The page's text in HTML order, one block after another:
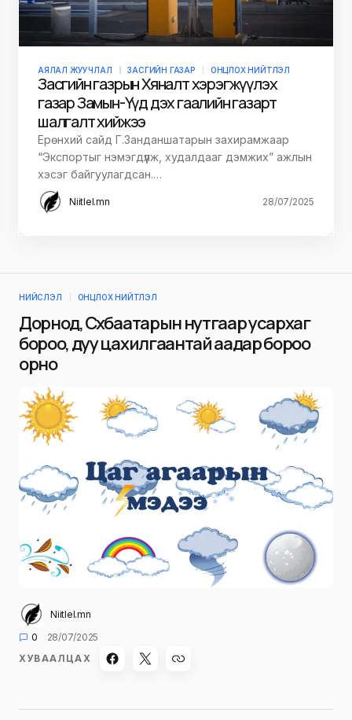
АЯЛАЛ ЖУУЧЛАЛ ЗАСГИЙН ГАЗАР ОНЦЛОХ НИЙТЛЭЛ
Засгийн газрын Хяналт хэрэгжүүлэх
газар Замын-Үүд дэх гаалийн газарт
шалгалт хийжээ
Ерөнхий сайд Г.Занданшатарын захирамжаар
“Экспортыг нэмэгдүүлж, худалдааг дэмжих” ажлын
хэсэг байгуулагдсан.…
Niitlel.mn 28/07/2025
НИЙСЛЭЛ ОНЦЛОХ НИЙТЛЭЛ
Дорнод, Сүхбаатарын нутгаар усархаг
бороо, дуу цахилгаантай аадар бороо
орно
Niitlel.mn
0
28/07/2025
ХУВААЛЦАХ